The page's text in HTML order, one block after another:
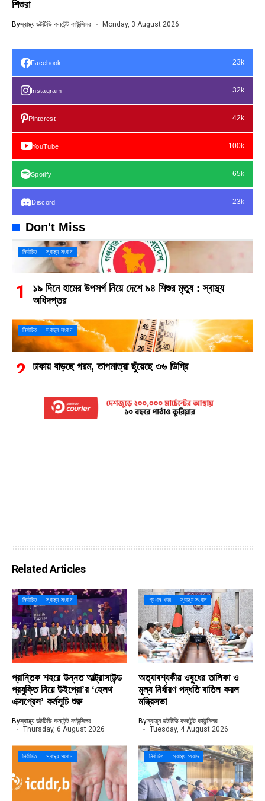
শিশুরা
Byস্বাস্থ্য ডটটিভি কনটেন্ট কাউন্সিলর Monday, 3 August 2026
Facebook 23k
Instagram 32k
Pinterest 42k
YouTube 100k
Spotify 65k
Discord 23k
Don't Miss
নির্বাচিত স্বাস্থ্য সংবাদ
১৯ দিনে হামের উপসর্গ নিয়ে দেশে ৯৪ শিশুর মৃত্যু : স্বাস্থ্য
অধিদপ্তর
নির্বাচিত স্বাস্থ্য সংবাদ
ঢাকায় বাড়ছে গরম, তাপমাত্রা ছুঁয়েছে ৩৬ ডিগ্রি
Related Articles
নির্বাচিত স্বাস্থ্য সংবাদ
প্রান্তিক শহরে উন্নত আল্ট্রাসাউন্ড
প্রযুক্তি নিয়ে উইপ্রো’র ‘হেলথ
এক্সপ্রেস’ কর্মসূচি শুরু
Byস্বাস্থ্য ডটটিভি কনটেন্ট কাউন্সিলর
Thursday, 6 August 2026
প্রধান খবর স্বাস্থ্য সংবাদ
অত্যাবশ্যকীয় ওষুধের তালিকা ও
মূল্য নির্ধারণ পদ্ধতি বাতিল করল
মন্ত্রিসভা
Byস্বাস্থ্য ডটটিভি কনটেন্ট কাউন্সিলর
Tuesday, 4 August 2026
নির্বাচিত স্বাস্থ্য সংবাদ নির্বাচিত স্বাস্থ্য সংবাদ